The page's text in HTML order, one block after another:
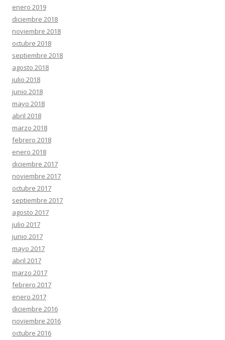
enero 2019
diciembre 2018
noviembre 2018
octubre 2018
septiembre 2018
agosto 2018
julio 2018
junio 2018
mayo 2018
abril 2018
marzo 2018
febrero 2018
enero 2018
diciembre 2017
noviembre 2017
octubre 2017
septiembre 2017
agosto 2017
julio 2017
junio 2017
mayo 2017
abril 2017
marzo 2017
febrero 2017
enero 2017
diciembre 2016
noviembre 2016
octubre 2016